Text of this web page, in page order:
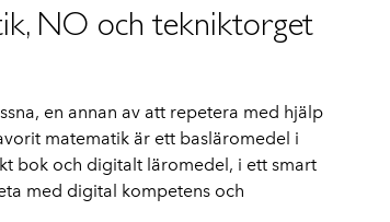
NO och tekniktorget
en annan av att repetera med hjälp
matematik är ett basläromedel i
bok och digitalt läromedel, i ett smart
med digital kompetens och